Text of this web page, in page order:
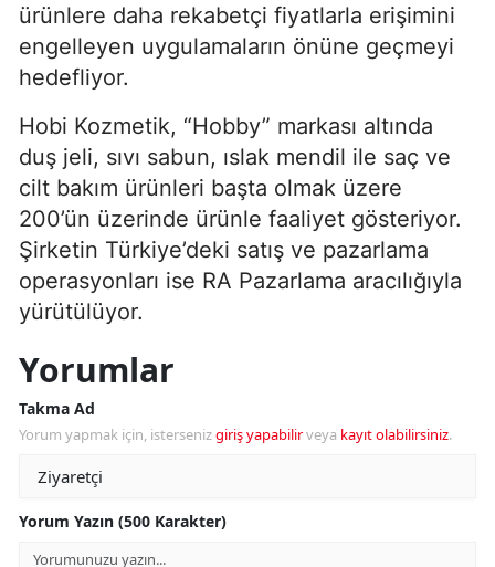
ürünlere daha rekabetçi fiyatlarla erişimini
engelleyen uygulamaların önüne geçmeyi
hedefliyor.
Hobi Kozmetik, “Hobby” markası altında
duş jeli, sıvı sabun, ıslak mendil ile saç ve
cilt bakım ürünleri başta olmak üzere
200’ün üzerinde ürünle faaliyet gösteriyor.
Şirketin Türkiye’deki satış ve pazarlama
operasyonları ise RA Pazarlama aracılığıyla
yürütülüyor.
Yorumlar
Takma Ad
Yorum yapmak için, istersenizgiriş yapabilirveya kayıt olabilirsiniz.
Yorum Yazın (500 Karakter)